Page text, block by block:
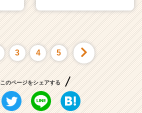
3 4 5
このページをシェアする